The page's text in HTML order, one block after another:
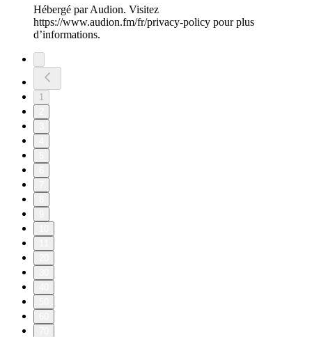
Hébergé par Audion. Visitez
https://www.audion.fm/fr/privacy-policy pour plus
d’informations.
1